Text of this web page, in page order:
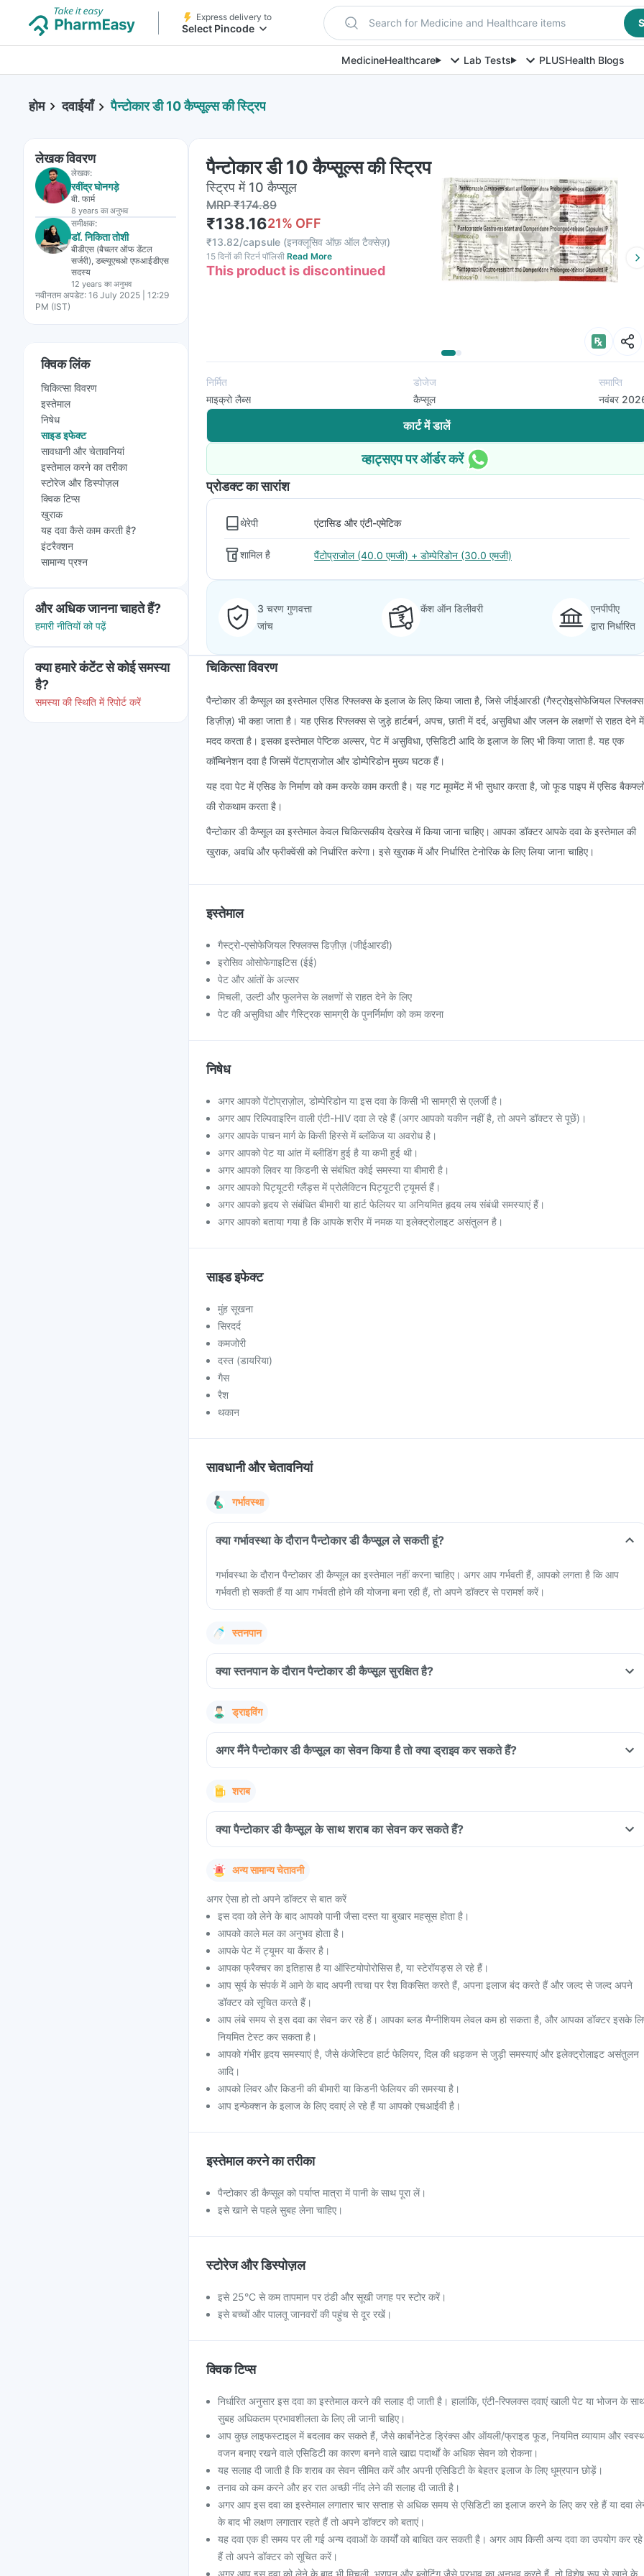
Express delivery to
Select Pincode Search for Medicine and Healthcare items
MedicineHealthcare Lab Tests PLUSHealth Blogs
होम दवाईयाँ पैन्टोकार डी 10 कैप्सूल्स की स्ट्रिप
लेखक विवरण
लेखक:
रवींद्र घोनगड़े
बी. फार्म
8 years का अनुभव
समीक्षक:
डॉ. निकिता तोशी
बीडीएस (बैचलर ऑफ डेंटल
सर्जरी), डब्ल्यूएचओ एफआईडीएस
सदस्य
12 years का अनुभव
नवीनतम अपडेट: 16 July 2025 | 12:29
PM (IST)
क्विक लिंक
चिकित्सा विवरण
इस्तेमाल
निषेध
साइड इफेक्ट
सावधानी और चेतावनियां
इस्तेमाल करने का तरीका
स्टोरेज और डिस्पोज़ल
क्विक टिप्स
खुराक
यह दवा कैसे काम करती है?
इंटरैक्शन
सामान्य प्रश्न
और अधिक जानना चाहते हैं?
हमारी नीतियों को पढ़ें
क्या हमारे कंटेंट से कोई समस्या
है?
समस्या की स्थिति में रिपोर्ट करें
पैन्टोकार डी 10 कैप्सूल्स की स्ट्रिप
स्ट्रिप में 10 कैप्सूल
MRP₹174.89
₹138.1621% OFF
₹13.82/capsule (इनक्लूसिव ऑफ़ ऑल टैक्सेज़)
15 दिनों की रिटर्न पॉलिसी Read More
This product is discontinued
निर्मित
माइक्रो लैब्स
डोजेज
कैप्सूल
समाप्ति
नवंबर
कार्ट में डालें
व्हाट्सएप पर ऑर्डर करें
प्रोडक्ट का सारांश
थेरेपी एंटासिड और एंटी-एमेटिक
शामिल है पैंटोप्राजोल (40.0 एमजी) + डोम्पेरिडोन (30.0 एमजी)
3 चरण गुणवत्ता
जांच
कॅश ऑन डिलीवरी
एनपीपीए
द्वारा निर्धारित
चिकित्सा विवरण
पैन्टोकार डी कैप्सूल का इस्तेमाल एसिड रिफ्लक्स के इलाज के लिए किया जाता है, जिसे जीईआरडी (गैस्ट्रोइसोफेजियल रिफ्लक्स
डिज़ीज़) भी कहा जाता है। यह एसिड रिफ्लक्स से जुड़े हार्टबर्न, अपच, छाती में दर्द, असुविधा और जलन के लक्षणों से राहत देने में
मदद करता है। इसका इस्तेमाल पेप्टिक अल्सर, पेट में असुविधा, एसिडिटी आदि के इलाज के लिए भी किया जाता है. यह एक
कॉम्बिनेशन दवा है जिसमें पेंटाप्राजोल और डोम्पेरिडोन मुख्य घटक हैं।
यह दवा पेट में एसिड के निर्माण को कम करके काम करती है। यह गट मूवमेंट में भी सुधार करता है, जो फूड पाइप में एसिड
की रोकथाम करता है।
पैन्टोकार डी कैप्सूल का इस्तेमाल केवल चिकित्सकीय देखरेख में किया जाना चाहिए। आपका डॉक्टर आपके दवा के इस्तेमाल की
खुराक, अवधि और फ्रीक्वेंसी को निर्धारित करेगा। इसे खुराक में और निर्धारित टेनोरिक के लिए लिया जाना चाहिए।
इस्तेमाल
गैस्ट्रो-एसोफेजियल रिफ्लक्स डिज़ीज़ (जीईआरडी)
इरोसिव ओसोफेगाइटिस (ईई)
पेट और आंतों के अल्सर
मिचली, उल्टी और फुलनेस के लक्षणों से राहत देने के लिए
पेट की असुविधा और गैस्ट्रिक सामग्री के पुनर्निर्माण को कम करना
निषेध
अगर आपको पेंटोप्राज़ोल, डोम्पेरिडोन या इस दवा के किसी भी सामग्री से एलर्जी है।
अगर आप रिल्पिवाइरिन वाली एंटी-HIV दवा ले रहे हैं (अगर आपको यकीन नहीं है, तो अपने डॉक्टर से पूछें)।
अगर आपके पाचन मार्ग के किसी हिस्से में ब्लॉकेज या अवरोध है।
अगर आपको पेट या आंत में ब्लीडिंग हुई है या कभी हुई थी।
अगर आपको लिवर या किडनी से संबंधित कोई समस्या या बीमारी है।
अगर आपको पिट्यूटरी ग्लैंड्स में प्रोलैक्टिन पिट्यूटरी ट्यूमर्स हैं।
अगर आपको हृदय से संबंधित बीमारी या हार्ट फेलियर या अनियमित हृदय लय संबंधी समस्याएं हैं।
अगर आपको बताया गया है कि आपके शरीर में नमक या इलेक्ट्रोलाइट असंतुलन है।
साइड इफेक्ट
मुंह सूखना
सिरदर्द
कमजोरी
दस्त (डायरिया)
गैस
रैश
थकान
सावधानी और चेतावनियां
गर्भावस्था
क्या गर्भावस्था के दौरान पैन्टोकार डी कैप्सूल ले सकती हूं?
गर्भावस्था के दौरान पैन्टोकार डी कैप्सूल का इस्तेमाल नहीं करना चाहिए। अगर आप गर्भवती हैं, आपको लगता है कि आप
गर्भवती हो सकती हैं या आप गर्भवती होने की योजना बना रही हैं, तो अपने डॉक्टर से परामर्श करें।
स्तनपान
क्या स्तनपान के दौरान पैन्टोकार डी कैप्सूल सुरक्षित है?
ड्राइविंग
अगर मैंने पैन्टोकार डी कैप्सूल का सेवन किया है तो क्या ड्राइव कर सकते हैं?
शराब
क्या पैन्टोकार डी कैप्सूल के साथ शराब का सेवन कर सकते हैं?
अन्य सामान्य चेतावनी
अगर ऐसा हो तो अपने डॉक्टर से बात करें
इस दवा को लेने के बाद आपको पानी जैसा दस्त या बुखार महसूस होता है।
आपको काले मल का अनुभव होता है।
आपके पेट में ट्यूमर या कैंसर है।
आपका फ्रैक्चर का इतिहास है या ऑस्टियोपोरोसिस है, या स्टेरॉयड्स ले रहे हैं।
आप सूर्य के संपर्क में आने के बाद अपनी त्वचा पर रैश विकसित करते हैं, अपना इलाज बंद करते हैं और जल्द से जल्द अपने
डॉक्टर को सूचित करते हैं।
आप लंबे समय से इस दवा का सेवन कर रहे हैं। आपका ब्लड मैग्नीशियम लेवल कम हो सकता है, और आपका डॉक्टर इसके
नियमित टेस्ट कर सकता है।
आपको गंभीर हृदय समस्याएं है, जैसे कंजेस्टिव हार्ट फेलियर, दिल की धड़कन से जुड़ी समस्याएं और इलेक्ट्रोलाइट असंतुलन
आदि।
आपको लिवर और किडनी की बीमारी या किडनी फेलियर की समस्या है।
आप इन्फेक्शन के इलाज के लिए दवाएं ले रहे हैं या आपको एचआईवी है।
इस्तेमाल करने का तरीका
पैन्टोकार डी कैप्सूल को पर्याप्त मात्रा में पानी के साथ पूरा लें।
इसे खाने से पहले सुबह लेना चाहिए।
स्टोरेज और डिस्पोज़ल
इसे 25°C से कम तापमान पर ठंडी और सूखी जगह पर स्टोर करें।
इसे बच्चों और पालतू जानवरों की पहुंच से दूर रखें।
क्विक टिप्स
निर्धारित अनुसार इस दवा का इस्तेमाल करने की सलाह दी जाती है। हालांकि, एंटी-रिफ्लक्स दवाएं खाली पेट या भोजन के
सुबह अधिकतम प्रभावशीलता के लिए ली जानी चाहिए।
आप कुछ लाइफस्टाइल में बदलाव कर सकते हैं, जैसे कार्बोनेटेड ड्रिंक्स और ऑयली/फ्राइड फूड, नियमित व्यायाम और
वजन बनाए रखने वाले एसिडिटी का कारण बनने वाले खाद्य पदार्थों के अधिक सेवन को रोकना।
यह सलाह दी जाती है कि शराब का सेवन सीमित करें और अपनी एसिडिटी के बेहतर इलाज के लिए धूम्रपान छोड़ें।
तनाव को कम करने और हर रात अच्छी नींद लेने की सलाह दी जाती है।
अगर आप इस दवा का इस्तेमाल लगातार चार सप्ताह से अधिक समय से एसिडिटी का इलाज करने के लिए कर रहे हैं या दवा
के बाद भी लक्षण लगातार रहते हैं तो अपने डॉक्टर को बताएं।
यह दवा एक ही समय पर ली गई अन्य दवाओं के कार्यों को बाधित कर सकती है। अगर आप किसी अन्य दवा का उपयोग कर रहे
हैं तो अपने डॉक्टर को सूचित करें।
अगर आप इस दवा को लेने के बाद भी मिचली, भरापन और ब्लोटिंग जैसे प्रभाव का अनुभव करते हैं, तो विशेष रूप से खाने के